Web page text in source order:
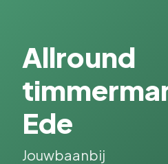
Allround
Ede
Jouwbaanbij